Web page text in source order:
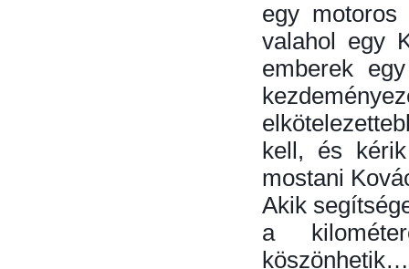
egy motoros
valahol egy
emberek
kell, és
mostani
Akik
a